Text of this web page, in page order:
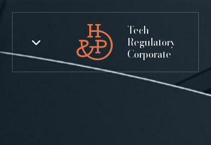
Tech
Regulatory
Corporate